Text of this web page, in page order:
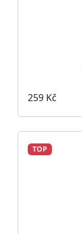
259 Kč
TOP